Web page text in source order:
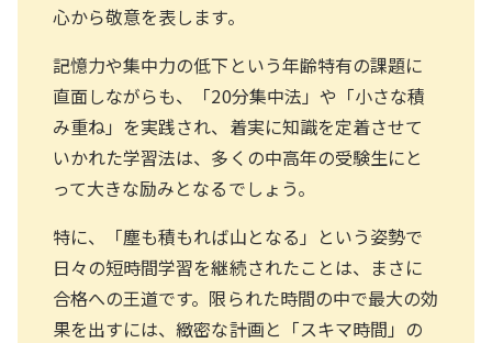
心から敬意を表します。
記憶力や集中力の低下という年齢特有の課題に
直面しながらも、「20分集中法」や「小さな積
み重ね」を実践され、着実に知識を定着させて
いかれた学習法は、多くの中高年の受験生にと
って大きな励みとなるでしょう。
特に、「塵も積もれば山となる」という姿勢で
日々の短時間学習を継続されたことは、まさに
合格への王道です。限られた時間の中で最大の効
果を出すには、緻密な計画と「スキマ時間」の